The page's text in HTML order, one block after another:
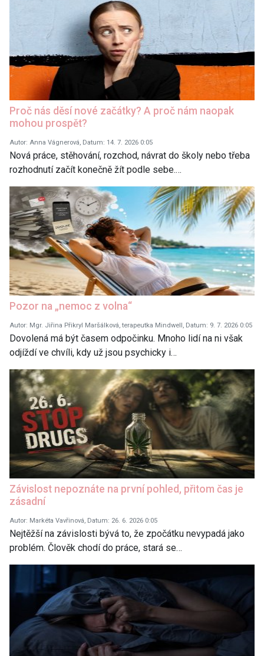
Proč nás děsí nové začátky? A proč nám naopak
mohou prospět?
Autor: Anna Vágnerová, Datum: 14. 7. 2026 0:05
Nová práce, stěhování, rozchod, návrat do školy nebo třeba
rozhodnutí začít konečně žít podle sebe.…
Pozor na „nemoc z volna“
Autor: Mgr. Jiřina Přikryl Maršálková, terapeutka Mindwell, Datum: 9. 7. 2026 0:05
Dovolená má být časem odpočinku. Mnoho lidí na ni však
odjíždí ve chvíli, kdy už jsou psychicky i…
Závislost nepoznáte na první pohled, přitom čas je
zásadní
Autor: Markéta Vavřinová, Datum: 26. 6. 2026 0:05
Nejtěžší na závislosti bývá to, že zpočátku nevypadá jako
problém. Člověk chodí do práce, stará se…